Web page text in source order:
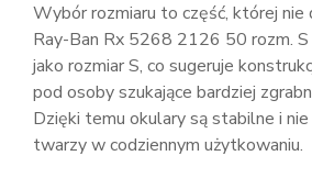
Wybór rozmiaru to część, której nie
Ray-Ban Rx 5268 2126 50 rozm. S
jako rozmiar S, co sugeruje
pod osoby szukające bardziej
Dzięki temu okulary są stabilne i nie
twarzy w codziennym użytkowaniu.